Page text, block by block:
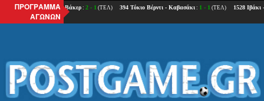
ΠΡΟΓΡΑΜΜΑ
ΑΓΩΝΩΝ